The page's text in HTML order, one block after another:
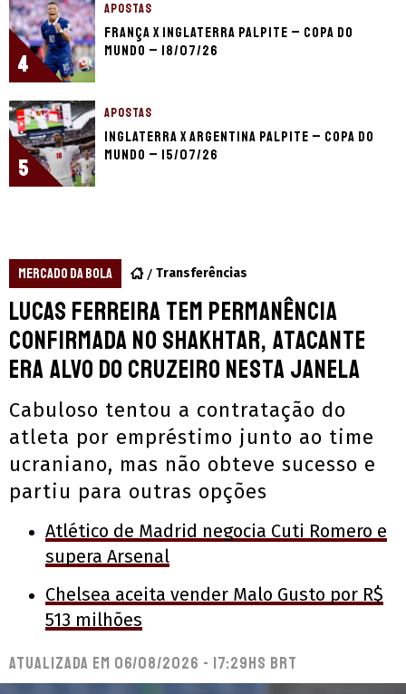
4
APOSTAS
França x Inglaterra palpite – Copa do
Mundo – 18/07/26
5
APOSTAS
Inglaterra x Argentina palpite – Copa do
Mundo – 15/07/26
MERCADO DA BOLA Transferências
Lucas Ferreira tem permanência
confirmada no Shakhtar, atacante
era alvo do Cruzeiro nesta janela
Cabuloso tentou a contratação do
atleta por empréstimo junto ao time
ucraniano, mas não obteve sucesso e
partiu para outras opções
Atlético de Madrid negocia Cuti Romero e
supera Arsenal
Chelsea aceita vender Malo Gusto por R$
513 milhões
Atualizada em 06/08/2026 - 17:29hs BRT